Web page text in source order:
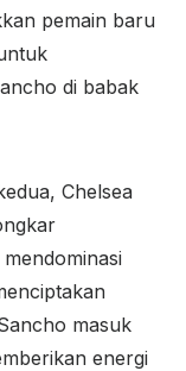
pemain baru
di babak
Chelsea
masuk
energi